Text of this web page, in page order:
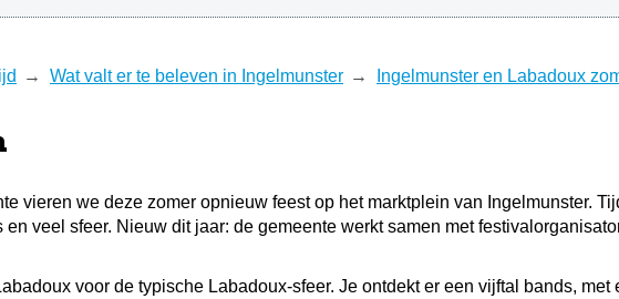
Wat valt er te beleven in Ingelmunster Ingelmunster en Labadoux
vieren we deze zomer opnieuw feest op het marktplein van Ingelmunster.
en veel sfeer. Nieuw dit jaar: de gemeente werkt samen met
voor de typische Labadoux-sfeer. Je ontdekt er een vijftal bands,